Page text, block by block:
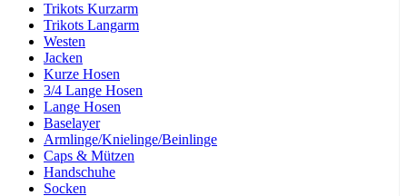
Trikots Kurzarm
Trikots Langarm
Westen
Jacken
Kurze Hosen
3/4 Lange Hosen
Lange Hosen
Baselayer
Armlinge/Knielinge/Beinlinge
Caps & Mützen
Handschuhe
Socken